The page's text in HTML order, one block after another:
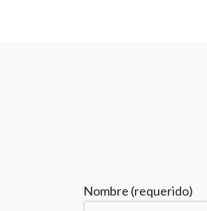
Nombre (requerido)